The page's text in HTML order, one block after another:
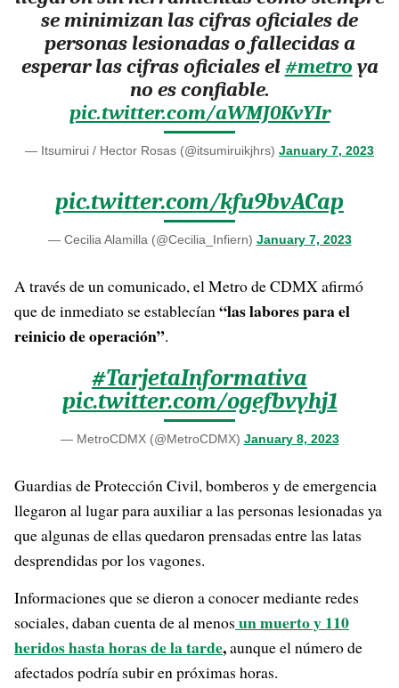
se minimizan las cifras oficiales de
personas lesionadas o fallecidas a
esperar las cifras oficiales el#metro ya
no es confiable.
pic.twitter.com/aWMJ0KvYIr
— Itsumirui / Hector Rosas (@itsumiruikjhrs) January 7, 2023
pic.twitter.com/kfu9bvACap
— Cecilia Alamilla (@Cecilia_Infiern) January 7, 2023
A través de un comunicado, el Metro de CDMX afirmó
que de inmediato se establecían“las labores para el
reinicio de operación”.
#TarjetaInformativa
pic.twitter.com/ogefbvyhj1
— MetroCDMX (@MetroCDMX) January 8, 2023
Guardias de Protección Civil, bomberos y de emergencia
llegaron al lugar para auxiliar a las personas lesionadas ya
que algunas de ellas quedaron prensadas entre las latas
desprendidas por los vagones.
Informaciones que se dieron a conocer mediante redes
sociales, daban cuenta de al menos un muerto y 110
heridos hasta horas de la tarde,aunque el número de
afectados podría subir en próximas horas.